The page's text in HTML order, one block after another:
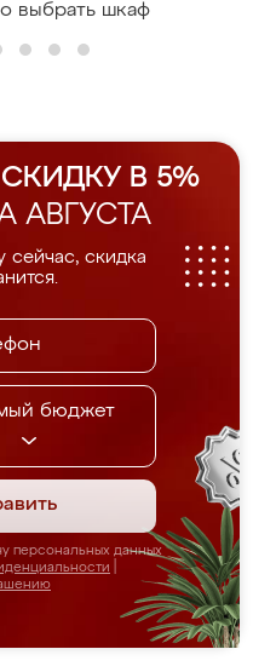
выбрать шкаф
В 5%
АВГУСТА
сейчас, скидка
бюджет
персональных данных